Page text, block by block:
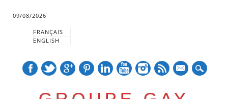
09/08/2026
FRANÇAIS
ENGLISH